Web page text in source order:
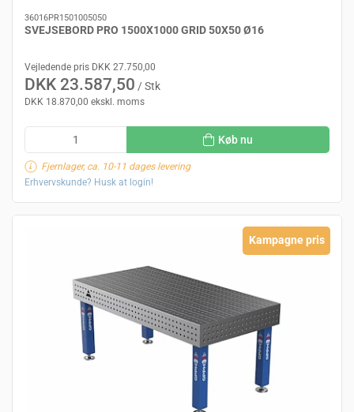
36016PR1501005050
SVEJSEBORD PRO 1500X1000 GRID 50X50 Ø16
Vejledende pris DKK 27.750,00
DKK 23.587,50 / Stk
DKK 18.870,00 ekskl. moms
Køb nu
Fjernlager, ca. 10-11 dages levering
Erhvervskunde? Husk at login!
Kampagne pris